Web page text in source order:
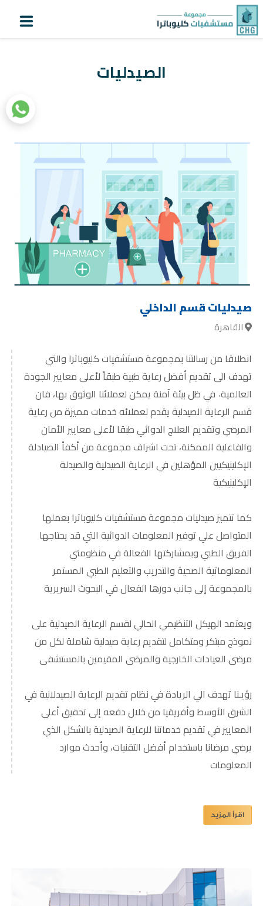
خدمات المرضى
سياحة علاجية
التقنيات الطبية
المستثمرون
الصيدليات
صيدليات قسم الداخلي
القاهرة
انطلاقا من رسالتنا بمجموعة مستشفيات كليوباترا والتي
تهدف الى تقديم أفضل رعاية طبية طبقاً لأعلى معايير الجودة
العالمية˓ في ظل بيئة آمنة يمكن لعملائنا الوثوق بها، فان
قسم الرعاية الصيدلية يقدم لعملائه خدمات مميزة من رعاية
المرضي وتقديم العلاج الدوائي طبقا لأعلى معايير الأمان
والفاعلية الممكنة، تحت اشراف مجموعة من أكفأ الصيادلة
الإكلينيكيين المؤهلين في الرعاية الصيدلية والصيدلة
الإكلينيكية
كما تتميز صيدليات مجموعة مستشفيات كليوباترا بعملها
المتواصل علي توفير المعلومات الدوائية التي قد يحتاجها
الفريق الطبي وبمشاركتها الفعالة في منظومتي
المعلوماتية الصحية والتدريب والتعليم الطبي المستمر
بالمجموعة إلى جانب دورها الفعال في البحوث السريرية
ويعتمد الهيكل التنظيمي الحالي لقسم الرعاية الصيدلية على
نموذج مبتكر ومتكامل لتقديم رعاية صيدلية شاملة لكل من
مرضى العيادات الخارجية والمرضى المقيمين بالمستشفى
رؤيـنا تهدف الي الريادة في نظام تقديم الرعاية الصيدلانية في
الشرق الأوسط وأفريقيا من خلال دفعه إلى تحقيق أعلى
المعايير في تقديم خدماتنا للرعاية الصيدلية بالشكل الذي
يرضي مرضانا باستخدام أفضل التقنيات، وأحدث موارد
المعلومات
اقرأ المزيد